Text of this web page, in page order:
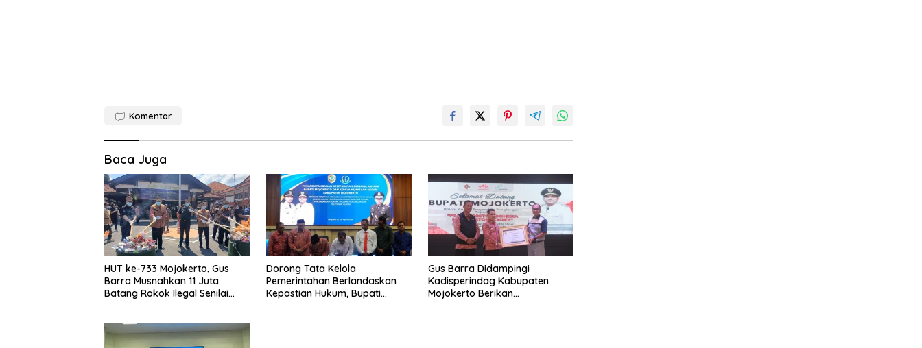
Komentar
Baca Juga
HUT ke-733 Mojokerto, Gus
Barra Musnahkan 11 Juta
Batang Rokok Ilegal Senilai
Dorong Tata Kelola
Pemerintahan Berlandaskan
Kepastian Hukum, Bupati
Gus Barra Didampingi
Kadisperindag Kabupaten
Mojokerto Berikan